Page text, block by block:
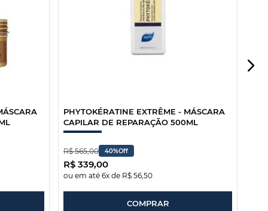
PHYTOKÉRATINE EXTRÊME - MÁSCARA
CAPILAR DE REPARAÇÃO 500ML
R$ 565,00 40%Off
R$ 339,00
ou em até 6x de R$ 56,50
COMPRAR